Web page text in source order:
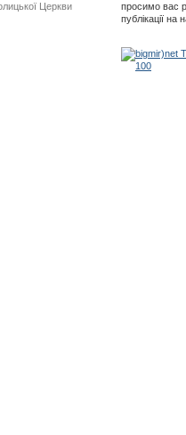
Церкви
просимо вас
публікації на